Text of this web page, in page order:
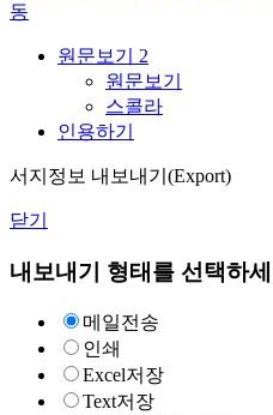
동
원문보기 2
원문보기
스콜라
인용하기
서지정보 내보내기(Export)
닫기
내보내기 형태를 선택하
메일전송
인쇄
Excel저장
Text저장